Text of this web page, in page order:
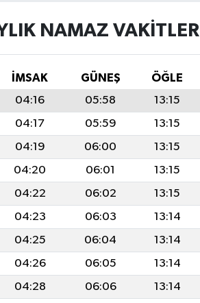
NAMAZ VAKITLERI
İMSAK GÜNEŞ ÖĞLE
04:16 05:58 13:15
04:17 05:59 13:15
04:19 06:00 13:15
04:20 06:01 13:15
04:22 06:02 13:15
04:23 06:03 13:14
04:25 06:04 13:14
04:26 06:05 13:14
04:28 06:06 13:14